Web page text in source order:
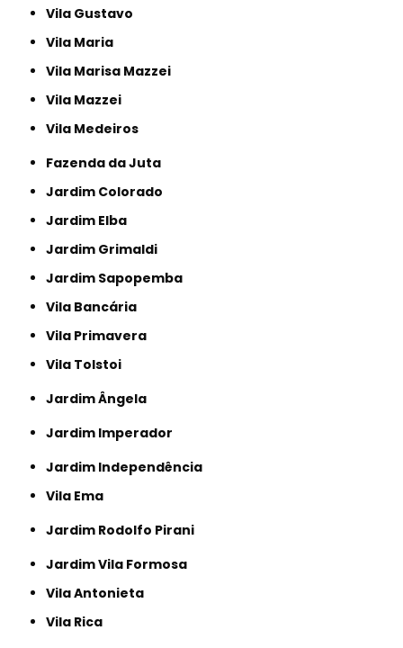
Vila Gustavo
Vila Maria
Vila Marisa Mazzei
Vila Mazzei
Vila Medeiros
Fazenda da Juta
Jardim Colorado
Jardim Elba
Jardim Grimaldi
Jardim Sapopemba
Vila Bancária
Vila Primavera
Vila Tolstoi
Jardim Ângela
Jardim Imperador
Jardim Independência
Vila Ema
Jardim Rodolfo Pirani
Jardim Vila Formosa
Vila Antonieta
Vila Rica